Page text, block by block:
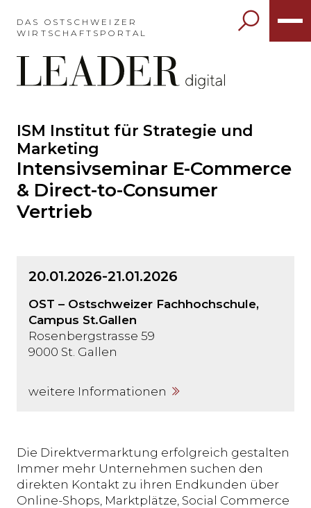
das
Hauptmenü
auslassen
und
Inhalt
springen?
DAS OSTSCHWEIZER
WIRTSCHAFTSPORTAL
Möchten
den
Hauptinhalt
auslassen
und
springen?
ISM Institut für Strategie und
Marketing
Intensivseminar E-Commerce
& Direct-to-Consumer
Vertrieb
20.01.2026-21.01.2026
OST – Ostschweizer Fachhochschule,
Campus St.Gallen
Rosenbergstrasse 59
9000 St. Gallen
weitere Informationen
Die Direktvermarktung erfolgreich gestalten
Immer mehr Unternehmen suchen den
direkten Kontakt zu ihren Endkunden über
Online-Shops, Marktplätze, Social Commerce